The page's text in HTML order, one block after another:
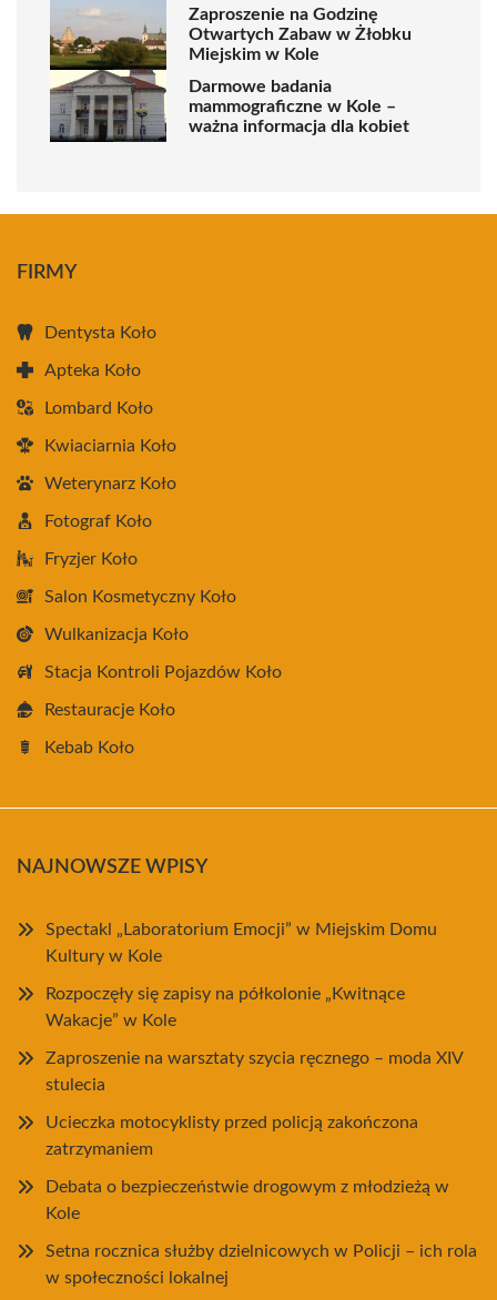
Zaproszenie na Godzinę
Otwartych Zabaw w Żłobku
Miejskim w Kole
Darmowe badania
mammograficzne w Kole –
ważna informacja dla kobiet
FIRMY
Dentysta Koło
Apteka Koło
Lombard Koło
Kwiaciarnia Koło
Weterynarz Koło
Fotograf Koło
Fryzjer Koło
Salon Kosmetyczny Koło
Wulkanizacja Koło
Stacja Kontroli Pojazdów Koło
Restauracje Koło
Kebab Koło
NAJNOWSZE WPISY
Spectakl „Laboratorium Emocji” w Miejskim Domu
Kultury w Kole
Rozpoczęły się zapisy na półkolonie „Kwitnące
Wakacje” w Kole
Zaproszenie na warsztaty szycia ręcznego – moda XIV
stulecia
Ucieczka motocyklisty przed policją zakończona
zatrzymaniem
Debata o bezpieczeństwie drogowym z młodzieżą w
Kole
Setna rocznica służby dzielnicowych w Policji – ich rola
w społeczności lokalnej